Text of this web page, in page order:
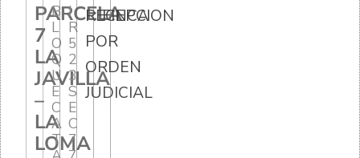
PARCELA
7
LA
JAVILLA
–
LA
LOMA
B
L
O
Q
U
E
C
A
T
I
R
5
2
3
S
E
C
7
RECEPCION
POR
ORDEN
JUDICIAL
FINCA